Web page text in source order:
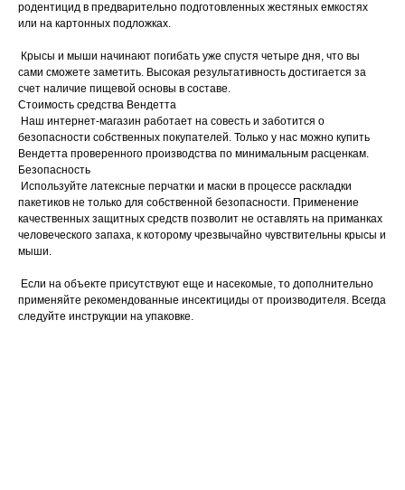
родентицид в предварительно подготовленных жестяных емкостях
или на картонных подложках.
Крысы и мыши начинают погибать уже спустя четыре дня, что вы
сами сможете заметить. Высокая результативность достигается за
счет наличие пищевой основы в составе.
Стоимость средства Вендетта
Наш интернет-магазин работает на совесть и заботится о
безопасности собственных покупателей. Только у нас можно купить
Вендетта проверенного производства по минимальным расценкам.
Безопасность
Используйте латексные перчатки и маски в процессе раскладки
пакетиков не только для собственной безопасности. Применение
качественных защитных средств позволит не оставлять на приманках
человеческого запаха, к которому чрезвычайно чувствительны крысы и
мыши.
Если на объекте присутствуют еще и насекомые, то дополнительно
применяйте рекомендованные инсектициды от производителя. Всегда
следуйте инструкции на упаковке.